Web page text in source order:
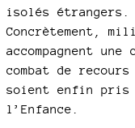
isolés étrangers.
Concrètement,
accompagnent
combat de
soient enfin pris
l’Enfance.